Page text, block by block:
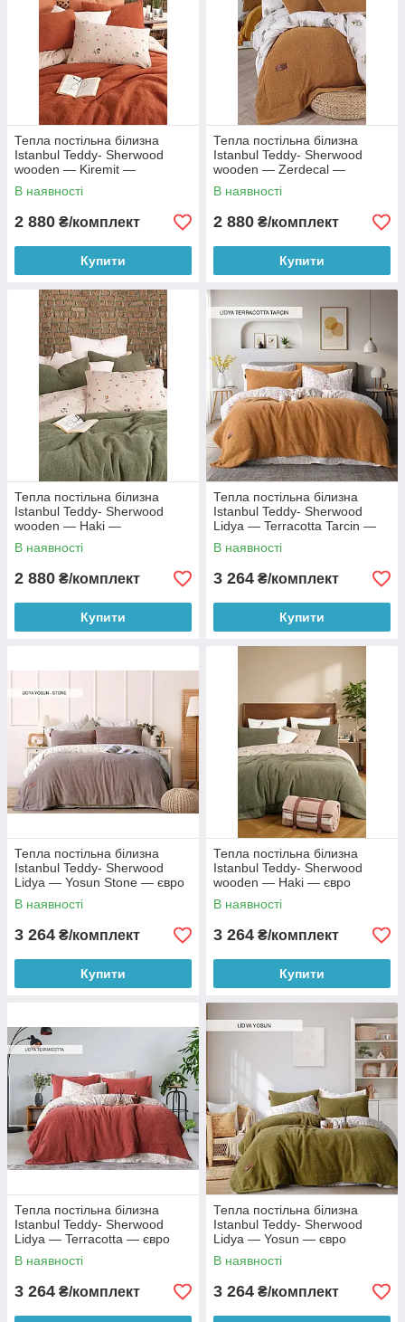
Тепла постільна білизна
Istanbul Teddy- Sherwood
wooden — Kiremit —
полуторний
В наявності
2 880 ₴/комплект
Купити
Тепла постільна білизна
Istanbul Teddy- Sherwood
wooden — Zerdecal —
полуторний
В наявності
2 880 ₴/комплект
Купити
Тепла постільна білизна
Istanbul Teddy- Sherwood
wooden — Haki —
полуторний
В наявності
2 880 ₴/комплект
Купити
Тепла постільна білизна
Istanbul Teddy- Sherwood
Lidya — Terracotta Tarcin —
євро
В наявності
3 264 ₴/комплект
Купити
Тепла постільна білизна
Istanbul Teddy- Sherwood
Lidya — Yosun Stone — євро
В наявності
3 264 ₴/комплект
Купити
Тепла постільна білизна
Istanbul Teddy- Sherwood
wooden — Haki — євро
В наявності
3 264 ₴/комплект
Купити
Тепла постільна білизна
Istanbul Teddy- Sherwood
Lidya — Terracotta — євро
В наявності
3 264 ₴/комплект
Тепла постільна білизна
Istanbul Teddy- Sherwood
Lidya — Yosun — євро
В наявності
3 264 ₴/комплект